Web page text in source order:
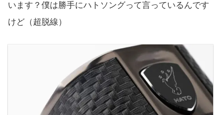
います？僕は勝手にハトソングって言っているんです
けど（超脱線）